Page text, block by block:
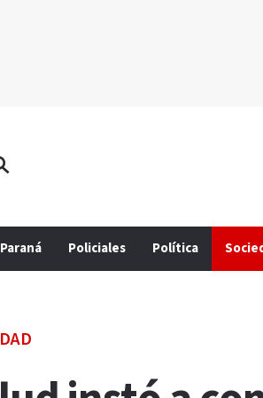
Paraná Policiales Política